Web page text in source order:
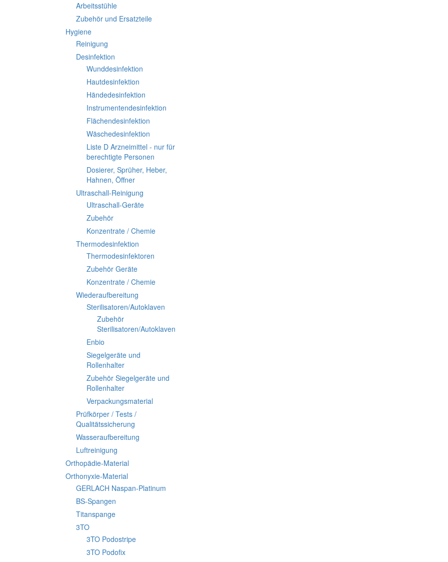
Arbeitsstühle
Zubehör und Ersatzteile
Hygiene
Reinigung
Desinfektion
Wunddesinfektion
Hautdesinfektion
Händedesinfektion
Instrumentendesinfektion
Flächendesinfektion
Wäschedesinfektion
Liste D Arzneimittel - nur für
berechtigte Personen
Dosierer, Sprüher, Heber,
Hahnen, Öffner
Ultraschall-Reinigung
Ultraschall-Geräte
Zubehör
Konzentrate / Chemie
Thermodesinfektion
Thermodesinfektoren
Zubehör Geräte
Konzentrate / Chemie
Wiederaufbereitung
Sterilisatoren/Autoklaven
Zubehör
Sterilisatoren/Autoklaven
Enbio
Siegelgeräte und
Rollenhalter
Zubehör Siegelgeräte und
Rollenhalter
Verpackungsmaterial
Prüfkörper / Tests /
Qualitätssicherung
Wasseraufbereitung
Luftreinigung
Orthopädie-Material
Orthonyxie-Material
GERLACH Naspan-Platinum
BS-Spangen
Titanspange
3TO
3TO Podostripe
3TO Podofix